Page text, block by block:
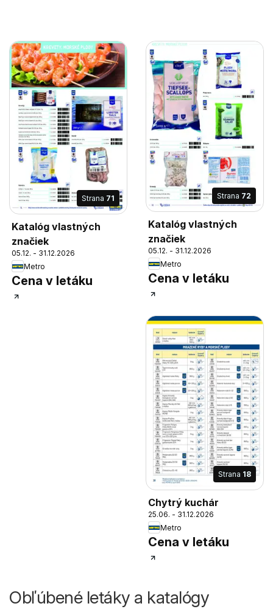
Strana 71
Katalóg vlastných
značiek
05.12. - 31.12.2026
Metro
Cena v letáku
Strana 72
Katalóg vlastných
značiek
05.12. - 31.12.2026
Metro
Cena v letáku
Strana 18
Chytrý kuchár
25.06. - 31.12.2026
Metro
Cena v letáku
Obľúbené letáky a katalógy